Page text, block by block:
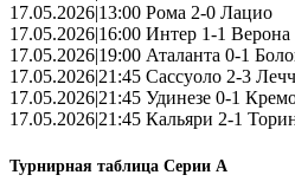
17.05.2026|13:00 Рома 2-0 Лацио
17.05.2026|16:00 Интер 1-1 Верона
17.05.2026|19:00 Аталанта 0-1
17.05.2026|21:45 Сассуоло 2-3
17.05.2026|21:45 Удинезе 0-1
17.05.2026|21:45 Кальяри 2-1
Турнирная таблица Серии А